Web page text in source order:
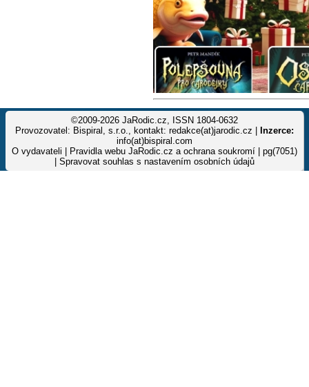
©2009-2026 JaRodic.cz, ISSN 1804-0632
Provozovatel: Bispiral, s.r.o., kontakt: redakce(at)jarodic.cz |
Inzerce:
info(at)bispiral.com
O vydavateli
Pravidla webu JaRodic.cz a ochrana soukromí | pg(7051)
Spravovat souhlas s nastavením osobních údajů